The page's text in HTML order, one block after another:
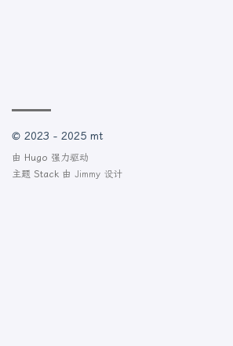
© 2023 - 2025 mt
由 Hugo 强力驱动
主题 Stack 由 Jimmy 设计